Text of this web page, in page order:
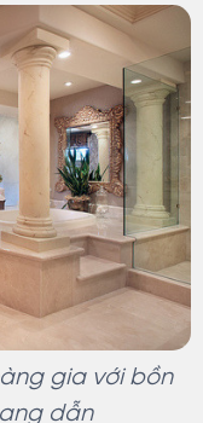
gia với bồn
dẫn